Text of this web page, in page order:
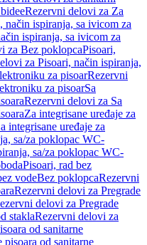
Rezervni delovi za Za
način ispiranja, sa ivicom za
ispiranja, sa ivicom za
za Bez poklopcaPisoari,
za Pisoari, način ispiranja,
za pisoarRezervni
za pisoarSa
Rezervni delovi za Sa
Za integrisane uređaje za
integrisane uređaje za
sa/za poklopac WC-
sa/za poklopac WC-
Pisoari, rad bez
vodeBez poklopcaRezervni
Rezervni delovi za Pregrade
delovi za Pregrade
staklaRezervni delovi za
od sanitarne
od sanitarne